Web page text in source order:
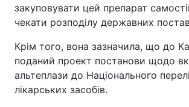
закуповувати цей препарат
чекати розподілу державних
Крім того, вона зазначила, що до
поданий проект постанови щодо
альтеплази до Національного
лікарських засобів.